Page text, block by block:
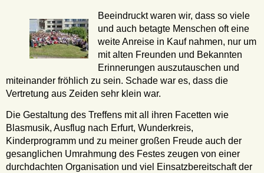
Beeindruckt waren wir, dass so viele
und auch betagte Menschen oft eine
weite Anreise in Kauf nahmen, nur um
mit alten Freunden und Bekannten
Erinnerungen auszutauschen und
miteinander fröhlich zu sein. Schade war es, dass die
Vertretung aus Zeiden sehr klein war.
Die Gestaltung des Treffens mit all ihren Facetten wie
Blasmusik, Ausflug nach Erfurt, Wunderkreis,
Kinderprogramm und zu meiner großen Freude auch der
gesanglichen Umrahmung des Festes zeugen von einer
durchdachten Organisation und viel Einsatzbereitschaft der